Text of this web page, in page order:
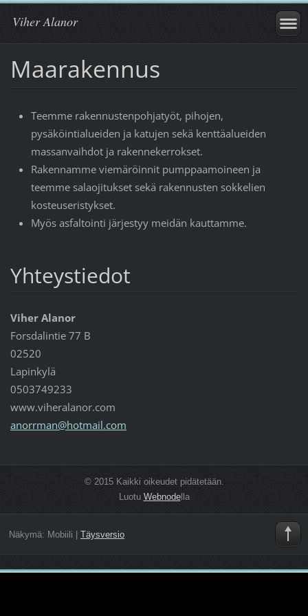
Viher Alanor
Maarakennus
Teemme rakennustenpohjatyöt, pihojen,
pysäköintialueiden ja katujen sekä kenttäalueiden
massanvaihdot ja rakennekerrokset.
Rakennamme viemäröinnit pumppaamoineen ja
teemme salaojitukset sekä rakennusten sokkelien
kosteuseristykset.
Myös asfaltointi järjestyy meidän kauttamme.
Yhteystiedot
Viher Alanor
Forsdalintie 77 B
02520
Lapinkylä
0503749233
www.viheralanor.com
anorrman@hotmail.com
© 2015 Kaikki oikeudet pidätetään.
Luotu Webnodella
Näkymä: Mobiili Täysversio